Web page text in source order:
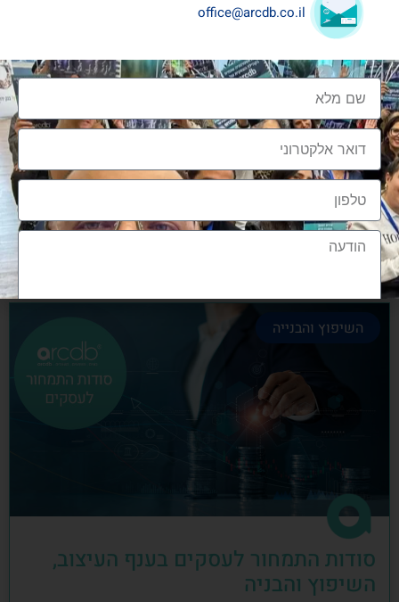
שיתופי פעולה בענף העיצוב והבניה
שיתופי פעולה בענף העיצוב והבניה הם מתכון הכרחי
להצלחה, לנו בארכדיבי יש את הניסיון והיכולת
אלעד גרגיר - מייסד ומנכ"ל arcdb
השיפוץ והבנייה
סודות התמחור לעסקים בענף העיצוב,
השיפוץ והבניה
office@arcdb.co.il
הצטרפות לקהילה